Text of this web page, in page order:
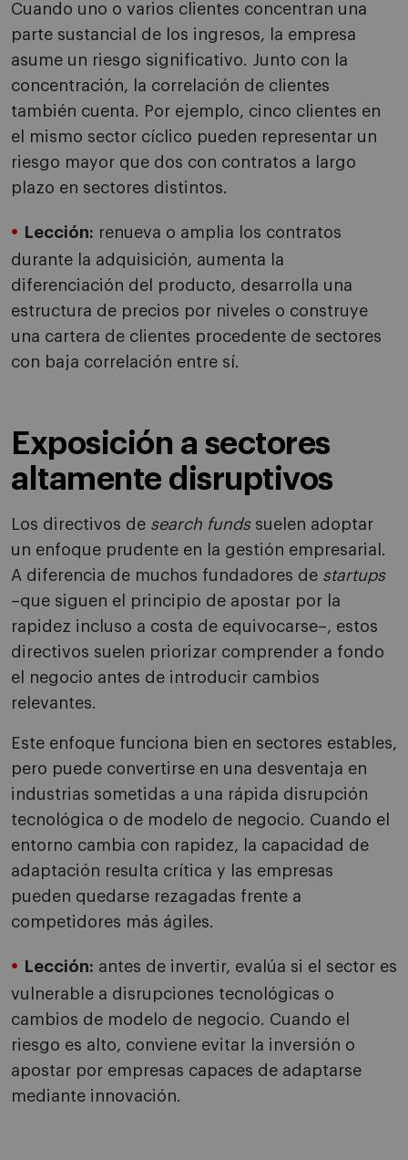
Cuando uno o varios clientes concentran una
parte sustancial de los ingresos, la empresa
asume un riesgo significativo. Junto con la
concentración, la correlación de clientes
también cuenta. Por ejemplo, cinco clientes en
el mismo sector cíclico pueden representar un
riesgo mayor que dos con contratos a largo
plazo en sectores distintos.
Lección: renueva o amplia los contratos
durante la adquisición, aumenta la
diferenciación del producto, desarrolla una
estructura de precios por niveles o construye
una cartera de clientes procedente de sectores
con baja correlación entre sí.
Exposición a sectores
altamente disruptivos
Los directivos de search fundssuelen adoptar
un enfoque prudente en la gestión empresarial.
A diferencia de muchos fundadores de startups
–que siguen el principio de apostar por la
rapidez incluso a costa de equivocarse–, estos
directivos suelen priorizar comprender a fondo
el negocio antes de introducir cambios
relevantes.
Este enfoque funciona bien en sectores estables,
pero puede convertirse en una desventaja en
industrias sometidas a una rápida disrupción
tecnológica o de modelo de negocio. Cuando el
entorno cambia con rapidez, la capacidad de
adaptación resulta crítica y las empresas
pueden quedarse rezagadas frente a
competidores más ágiles.
Lección: antes de invertir, evalúa si el sector es
vulnerable a disrupciones tecnológicas o
cambios de modelo de negocio. Cuando el
riesgo es alto, conviene evitar la inversión o
apostar por empresas capaces de adaptarse
mediante innovación.